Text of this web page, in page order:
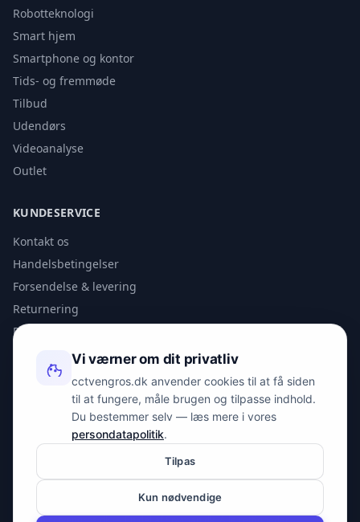
Robotteknologi
Smart hjem
Smartphone og kontor
Tids- og fremmøde
Tilbud
Udendørs
Videoanalyse
Outlet
KUNDESERVICE
Kontakt os
Handelsbetingelser
Forsendelse & levering
Returnering
Privatlivspolitik
KONTAKT
info@spyman.dk
Peter Bangs Vej 153, 2000 Frederiksberg
Vi værner om dit privatliv
cctvengros.dk anvender cookies til at få siden
til at fungere, måle brugen og tilpasse indhold.
Du bestemmer selv — læs mere i vores
persondatapolitik.
Tilpas
Kun nødvendige